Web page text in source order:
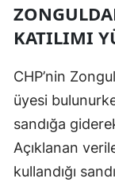
KATILIMI
CHP’nin
üyesi
sandığa
Açıklanan
kullandığı